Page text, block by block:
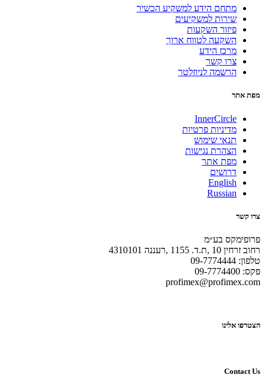
מתחם הידע למשקיע הכשיר
שירות למשקיעים
פיזור השקעות
השקעה לטווח ארוך
מרכז הידע
צרו קשר
הרשמה לניוזלטר
מפת אתר
InnerCircle
מדיניות פרטיות
תנאי שימוש
הצהרת נגישות
מפת אתר
דרושים
English
Russian
צרו קשר
פרופימקס בע״מ
רחוב זרחין 10 ,ת.ד. 1155 ,רעננה 4310101
טלפון: 09-7774444
פקס: 09-7774400
profimex@profimex.com
הצטרפו אלינו
Contact Us